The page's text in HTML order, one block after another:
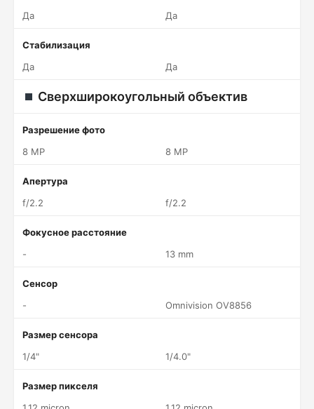
Да
Да
Стабилизация
Да
Да
Сверхширокоугольный объектив
Разрешение фото
8 MP
8 MP
Апертура
f/2.2
f/2.2
Фокусное расстояние
-
13 mm
Сенсор
-
Omnivision OV8856
Размер сенсора
1/4"
1/4.0"
Размер пикселя